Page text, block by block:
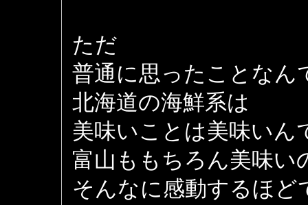
ただ
普通に思ったことなん
北海道の海鮮系は
美味いことは美味いん
富山ももちろん美味い
そんなに感動するほど